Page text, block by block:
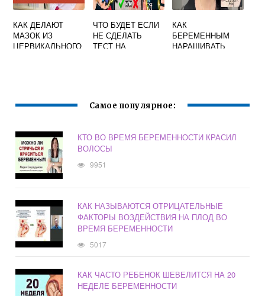
КАК ДЕЛАЮТ
МАЗОК ИЗ
ЦЕРВИКАЛЬНОГО
ЧТО БУДЕТ ЕСЛИ
НЕ СДЕЛАТЬ
ТЕСТ НА
КАК
БЕРЕМЕННЫМ
НАРАЩИВАТЬ
Самое популярное:
КТО ВО ВРЕМЯ БЕРЕМЕННОСТИ КРАСИЛ
ВОЛОСЫ
9951
КАК НАЗЫВАЮТСЯ ОТРИЦАТЕЛЬНЫЕ
ФАКТОРЫ ВОЗДЕЙСТВИЯ НА ПЛОД ВО
ВРЕМЯ БЕРЕМЕННОСТИ
5017
КАК ЧАСТО РЕБЕНОК ШЕВЕЛИТСЯ НА 20
НЕДЕЛЕ БЕРЕМЕННОСТИ